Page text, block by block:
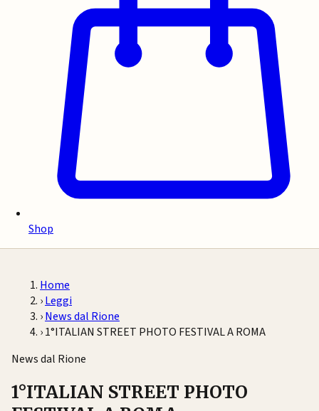
Shop
Home
›Leggi
›News dal Rione
›1°ITALIAN STREET PHOTO FESTIVAL A ROMA
News dal Rione
1°ITALIAN STREET PHOTO